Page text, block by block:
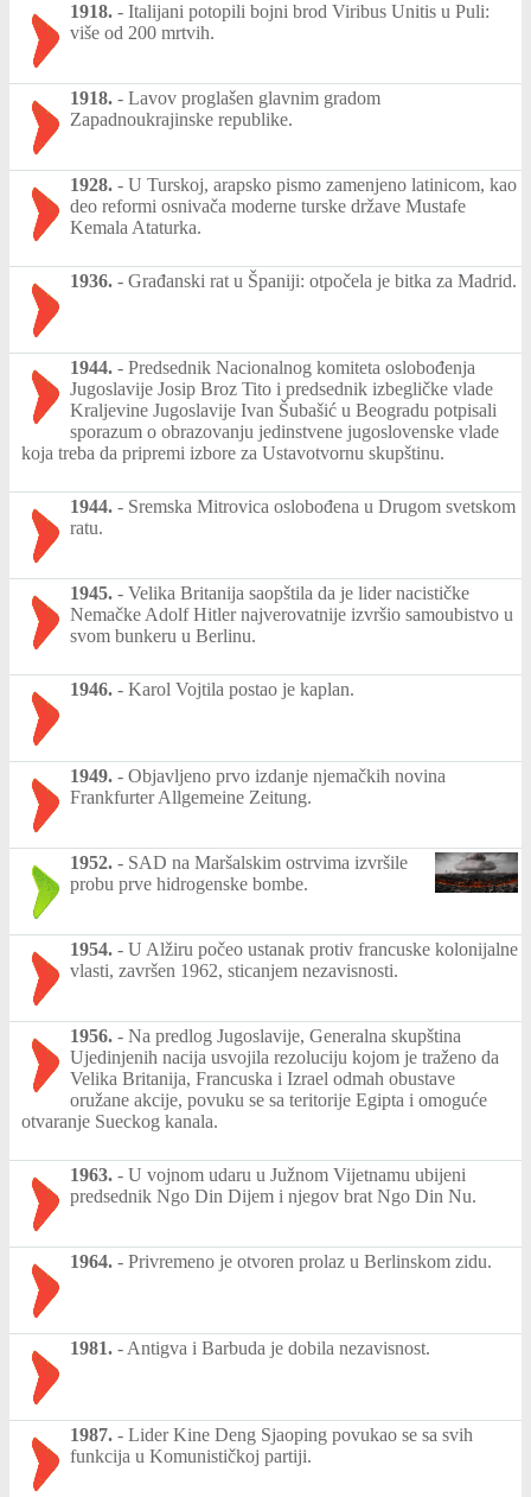
1918. - Italijani potopili bojni brod Viribus Unitis u Puli:
više od 200 mrtvih.
1918. - Lavov proglašen glavnim gradom
Zapadnoukrajinske republike.
1928. - U Turskoj, arapsko pismo zamenjeno latinicom, kao
deo reformi osnivača moderne turske države Mustafe
Kemala Ataturka.
1936. - Građanski rat u Španiji: otpočela je bitka za Madrid.
1944. - Predsednik Nacionalnog komiteta oslobođenja
Jugoslavije Josip Broz Tito i predsednik izbegličke vlade
Kraljevine Jugoslavije Ivan Šubašić u Beogradu potpisali
sporazum o obrazovanju jedinstvene jugoslovenske vlade
koja treba da pripremi izbore za Ustavotvornu skupštinu.
1944. - Sremska Mitrovica oslobođena u Drugom svetskom
ratu.
1945. - Velika Britanija saopštila da je lider nacističke
Nemačke Adolf Hitler najverovatnije izvršio samoubistvo u
svom bunkeru u Berlinu.
1946. - Karol Vojtila postao je kaplan.
1949. - Objavljeno prvo izdanje njemačkih novina
Frankfurter Allgemeine Zeitung.
1952. - SAD na Maršalskim ostrvima izvršile
probu prve hidrogenske bombe.
1954. - U Alžiru počeo ustanak protiv francuske kolonijalne
vlasti, završen 1962, sticanjem nezavisnosti.
1956. - Na predlog Jugoslavije, Generalna skupština
Ujedinjenih nacija usvojila rezoluciju kojom je traženo da
Velika Britanija, Francuska i Izrael odmah obustave
oružane akcije, povuku se sa teritorije Egipta i omoguće
otvaranje Sueckog kanala.
1963. - U vojnom udaru u Južnom Vijetnamu ubijeni
predsednik Ngo Din Dijem i njegov brat Ngo Din Nu.
1964. - Privremeno je otvoren prolaz u Berlinskom zidu.
1981. - Antigva i Barbuda je dobila nezavisnost.
1987. - Lider Kine Deng Sjaoping povukao se sa svih
funkcija u Komunističkoj partiji.